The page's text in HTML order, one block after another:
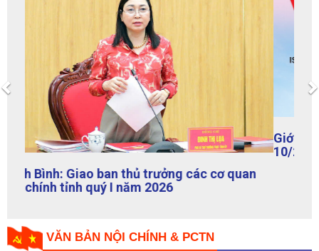
Giới thiệu Tạp chí Nội chính số 126 tháng
10/2024
Previous